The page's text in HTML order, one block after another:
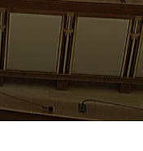
navigazione